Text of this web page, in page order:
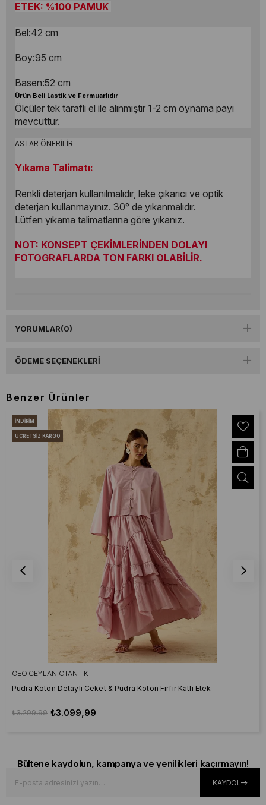
ETEK: %100 PAMUK
Bel:42 cm
Boy:95 cm
Basen:52 cm
Ürün Beli Lastik ve Fermuarlıdır
Ölçüler tek taraflı el ile alınmıştır 1-2 cm oynama payı
mevcuttur.
ASTAR ÖNERİLİR
Yıkama Talimatı:
Renkli deterjan kullanılmalıdır, leke çıkarıcı ve optik
deterjan kullanmayınız. 30° de yıkanmalıdır.
Lütfen yıkama talimatlarına göre yıkanız.
NOT: KONSEPT ÇEKİMLERİNDEN DOLAYI
FOTOGRAFLARDA TON FARKI OLABİLİR.
YORUMLAR(0)
ÖDEME SEÇENEKLERI
Benzer Ürünler
CEO CEYLAN OTANTIK
Pudra Koton Detaylı Ceket & Pudra Koton Fırfır Katlı Etek
₺3.099,99
₺3.299,99
İNDIRIM
ÜCRETSIZ KARGO
Bültene kaydolun, kampanya ve yenilikleri kaçırmayın!
KAYDOL